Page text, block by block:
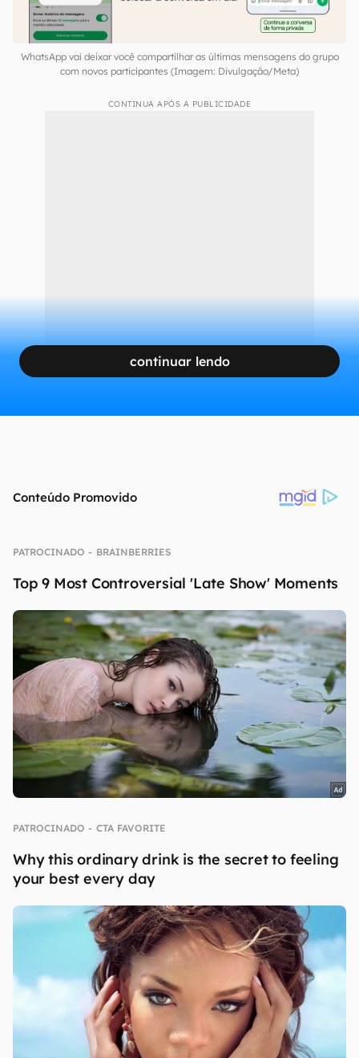
WhatsApp vai deixar você compartilhar as últimas mensagens do grupo
com novos participantes (Imagem: Divulgação/Meta)
CONTINUA APÓS A PUBLICIDADE
continuar lendo